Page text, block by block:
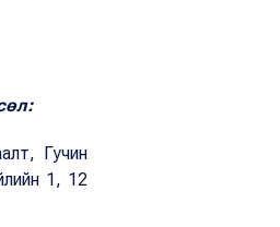
Гучин
1, 12